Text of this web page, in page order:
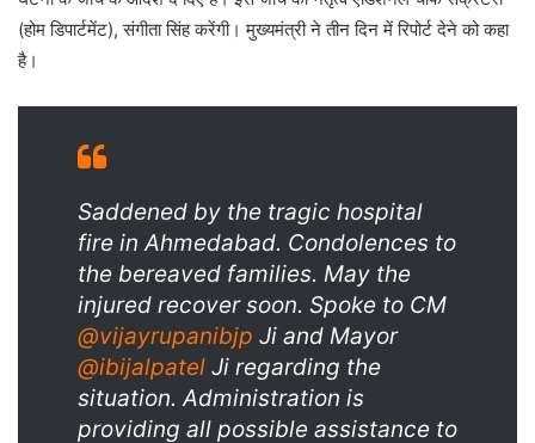
(होम डिपार्टमेंट), संगीता सिंह करेंगी। मुख्यमंत्री ने तीन दिन में रिपोर्ट देने को कहा
है।
Saddened by the tragic hospital
fire in Ahmedabad. Condolences to
the bereaved families. May the
injured recover soon. Spoke to CM
@vijayrupanibjp Ji and Mayor
@ibijalpatel Ji regarding the
situation. Administration is
providing all possible assistance to